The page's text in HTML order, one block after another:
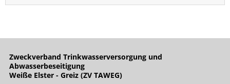
Zweckverband Trinkwasserversorgung und
Abwasserbeseitigung
Weiße Elster - Greiz (ZV TAWEG)